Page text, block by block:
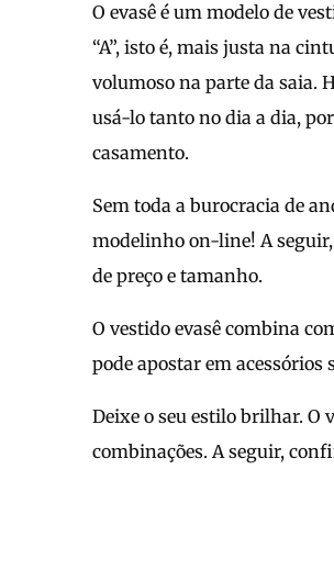
O evasê é um modelo de
“A”, isto é, mais justa na
volumoso na parte da saia.
usá-lo tanto no dia a dia,
casamento.
Sem toda a burocracia de
modelinho on-line! A
de preço e tamanho.
O vestido evasê combina
pode apostar em acessórios
Deixe o seu estilo brilhar. O
combinações. A seguir,